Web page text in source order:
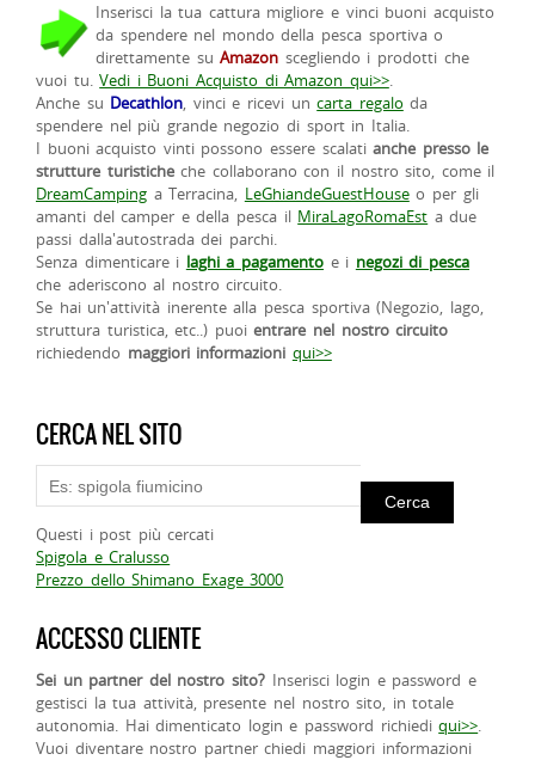
Inserisci la tua cattura migliore e vinci buoni acquisto
da spendere nel mondo della pesca sportiva o
direttamente suAmazon scegliendo i prodotti che
vuoi tu.Vedi i Buoni Acquisto di Amazon qui>>.
Anche su Decathlon, vinci e ricevi uncarta regalo da
spendere nel più grande negozio di sport in Italia.
I buoni acquisto vinti possono essere scalatianche presso le
strutture turisticheche collaborano con il nostro sito, come il
DreamCamping a Terracina, LeGhiandeGuestHouseo per gli
amanti del camper e della pesca il MiraLagoRomaEst a due
passi dalla'autostrada dei parchi.
Senza dimenticare i laghi a pagamento e i negozi di pesca
che aderiscono al nostro circuito.
Se hai un'attività inerente alla pesca sportiva (Negozio, lago,
struttura turistica, etc..) puoientrare nel nostro circuito
richiedendo maggiori informazioni qui>>
CERCA NEL SITO
Questi i post più cercati
Spigola e Cralusso
Prezzo dello Shimano Exage 3000
ACCESSO CLIENTE
Sei un partner del nostro sito? Inserisci login e password e
gestisci la tua attività, presente nel nostro sito, in totale
autonomia. Hai dimenticato login e password richiediqui>>.
Vuoi diventare nostro partner chiedi maggiori informazioni